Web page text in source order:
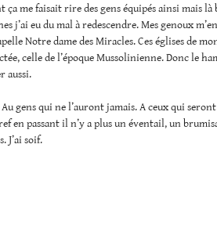
ça me faisait rire des gens équipés ainsi mais
j’ai eu du mal à redescendre. Mes genoux
Notre dame des Miracles. Ces églises de
celle de l’époque Mussolinienne. Donc le
aussi.
Au gens qui ne l’auront jamais. A ceux qui
en passant il n’y a plus un éventail, un
J’ai soif.